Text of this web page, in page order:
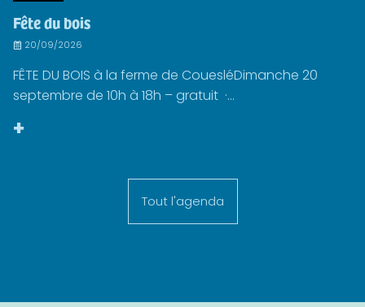
Fête du bois
20/09/2026
FÊTE DU BOIS à la ferme de CouesléDimanche 20
septembre de 10h à 18h – gratuit ·...
+
Tout l'agenda